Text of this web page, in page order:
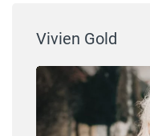
Vivien Gold